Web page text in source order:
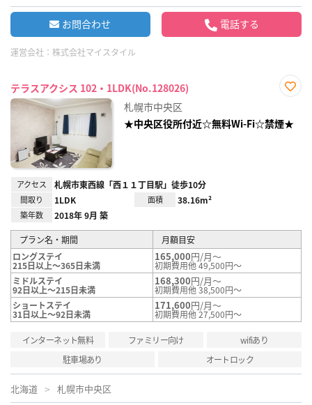
お問合わせ 電話する
運営会社： 株式会社マイスタイル
テラスアクシス 102・1LDK(No.128026)
り登
録
札幌市中央区
★中央区役所付近☆無料Wi-Fi☆禁煙★
アクセス 札幌市東西線「西１１丁目駅」徒歩10分
間取り 1LDK 面積 38.16m²
築年数 2018年 9月 築
プラン名・期間
月額目安
ロングステイ
215日以上～365日未満
165,000円/月～
初期費用他 49,500円～
ミドルステイ
92日以上～215日未満
168,300円/月～
初期費用他 38,500円～
ショートステイ
31日以上～92日未満
171,600円/月～
初期費用他 27,500円～
インターネット無料 ファミリー向け
wifiあり
駐車場あり
オートロック
北海道 札幌市中央区